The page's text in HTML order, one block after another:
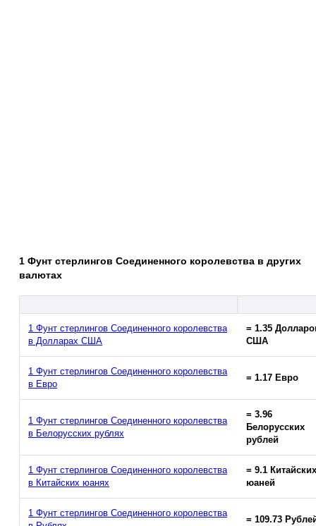
1 Фунт стерлингов Соединенного королевства в других
валютах
1 Фунт стерлингов Соединенного королевства
в Долларах США
= 1.35
США
1 Фунт стерлингов Соединенного королевства
в Евро
= 1.17 Евро
1 Фунт стерлингов Соединенного королевства
в Белорусских рублях
= 3.96
Белорусских
рублей
1 Фунт стерлингов Соединенного королевства
в Китайских юанях
= 9.1 Китайских
юаней
1 Фунт стерлингов Соединенного королевства
= 109.73